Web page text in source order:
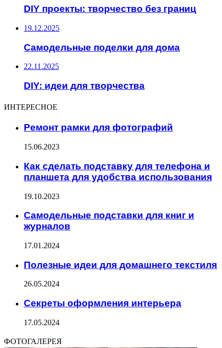
DIY проекты: творчество без границ
19.12.2025
Самодельные поделки для дома
22.11.2025
DIY: идеи для творчества
ИНТЕРЕСНОЕ
Ремонт рамки для фотографий
15.06.2023
Как сделать подставку для телефона и
планшета для удобства использования
19.10.2023
Самодельные подставки для книг и
журналов
17.01.2024
Полезные идеи для домашнего текстиля
26.05.2024
Секреты оформления интерьера
17.05.2024
ФОТОГАЛЕРЕЯ